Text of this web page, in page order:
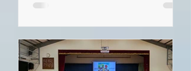
と楽しい思い出をつくることも夏休
みならではの大切な経験です。
元気な笑顔で8月20日（木）の夏休
み明け集会で会いましょう。